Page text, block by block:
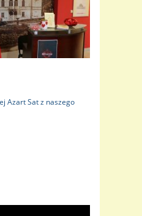
Azart Sat z naszego